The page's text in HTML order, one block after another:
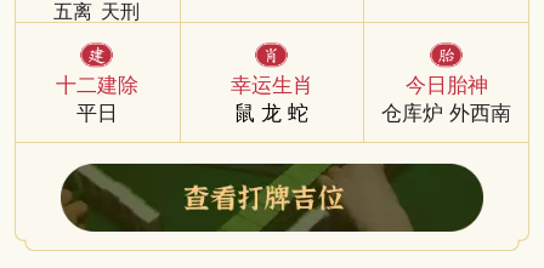
五离 天刑
十二建除
平日
幸运生肖
鼠 龙 蛇
今日胎神
仓库炉 外西南